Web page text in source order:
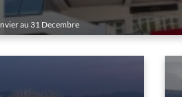
au 31 Decembre
‹›